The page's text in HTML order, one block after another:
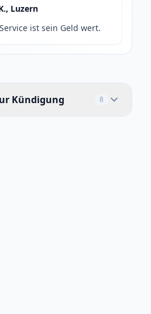
Luzern
ist sein Geld wert.
Kündigung 8